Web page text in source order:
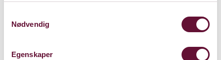
Nødvendig
Egenskaper
Postnummer